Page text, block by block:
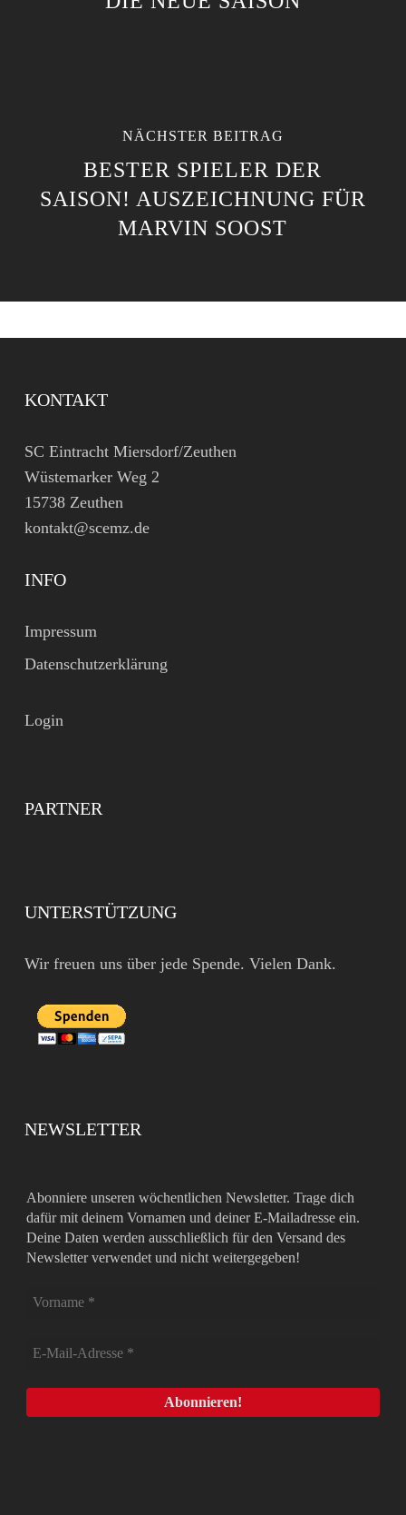
NÄCHSTER BEITRAG
BESTER SPIELER DER
SAISON! AUSZEICHNUNG FÜR
MARVIN SOOST
KONTAKT
SC Eintracht Miersdorf/Zeuthen
Wüstemarker Weg 2
15738 Zeuthen
kontakt@scemz.de
INFO
Impressum
Datenschutzerklärung
Login
PARTNER
UNTERSTÜTZUNG
Wir freuen uns über jede Spende. Vielen Dank.
NEWSLETTER
Abonniere unseren wöchentlichen Newsletter. Trage dich
dafür mit deinem Vornamen und deiner E-Mailadresse ein.
Deine Daten werden ausschließlich für den Versand des
Newsletter verwendet und nicht weitergegeben!